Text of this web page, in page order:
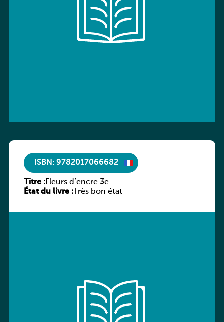
ISBN: 9782017066682
Titre :Fleurs d’encre 3e
État du livre :Très bon état